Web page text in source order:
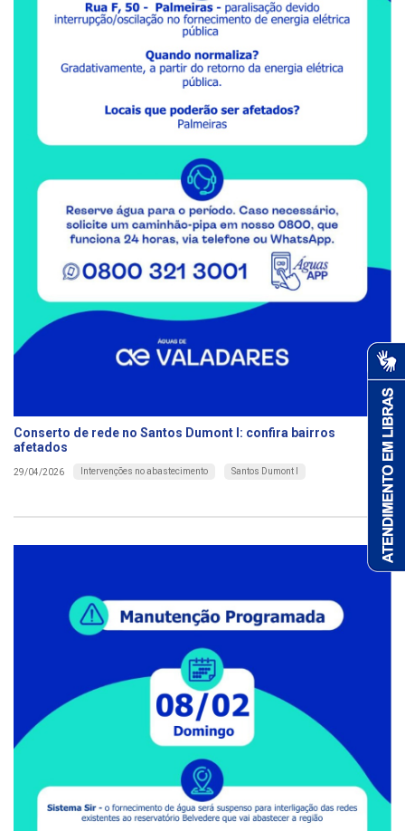
Conserto de rede no Santos Dumont I: confira bairros
afetados
29/04/2026 Intervenções no abastecimento Santos Dumont I